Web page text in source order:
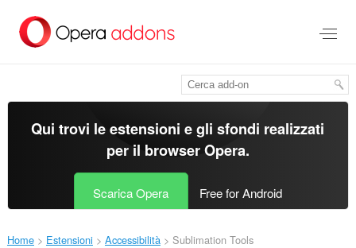
contenuto
Qui trovi le estensioni e gli sfondi realizzati
per il browser Opera.
Scarica Opera Free for Android
Home Estensioni Accessibilità Sublimation Tools‎